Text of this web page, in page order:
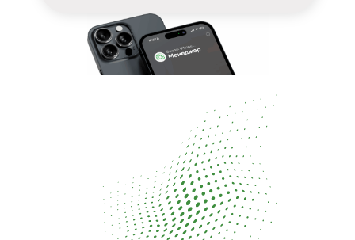
21-30 дню
работы. Гарантия в договоре.
перезвоним за 15 минут
Заявки на бани от
людей с участком и